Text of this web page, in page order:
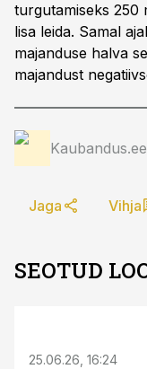
turgutamiseks 250
lisa leida. Samal
majanduse halva
majandust
Kaubandus.ee
Jaga Vihja
SEOTUD
25.06.26, 16:24